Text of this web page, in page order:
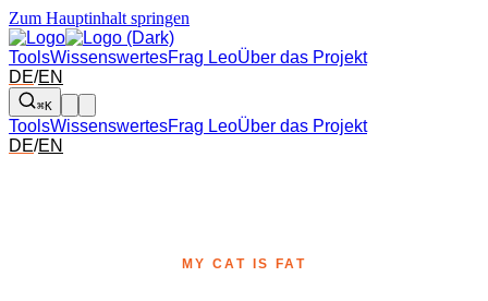
Zum Hauptinhalt springen
ToolsWissenswertesFrag LeoÜber das Projekt
DE/EN
⌘K
ToolsWissenswertesFrag LeoÜber das Projekt
DE/EN
MY CAT IS FAT